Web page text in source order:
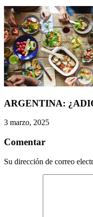
ARGENTINA:
3 marzo, 2025
Comentar
Su dirección de correo